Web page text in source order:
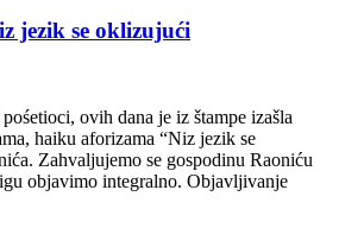
jezik se oklizujući
ovih dana je iz štampe izašla
haiku aforizama “Niz jezik se
Zahvaljujemo se gospodinu Raoniću
objavimo integralno. Objavljivanje